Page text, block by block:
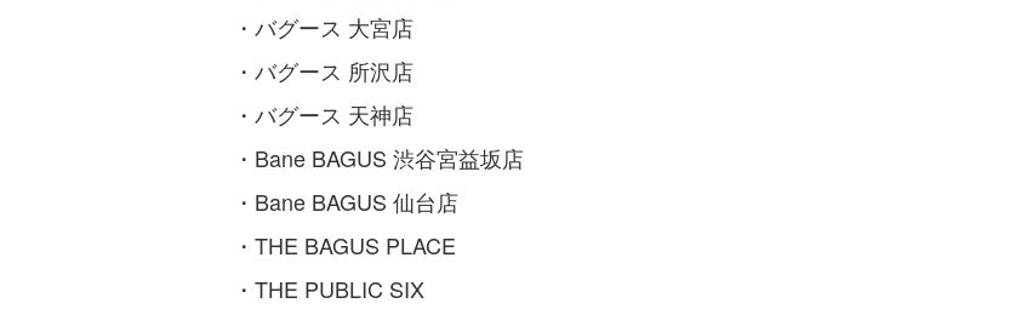
・バグース 大宮店
・バグース 所沢店
・バグース 天神店
・Bane BAGUS 渋谷宮益坂店
・Bane BAGUS 仙台店
・THE BAGUS PLACE
・THE PUBLIC SIX